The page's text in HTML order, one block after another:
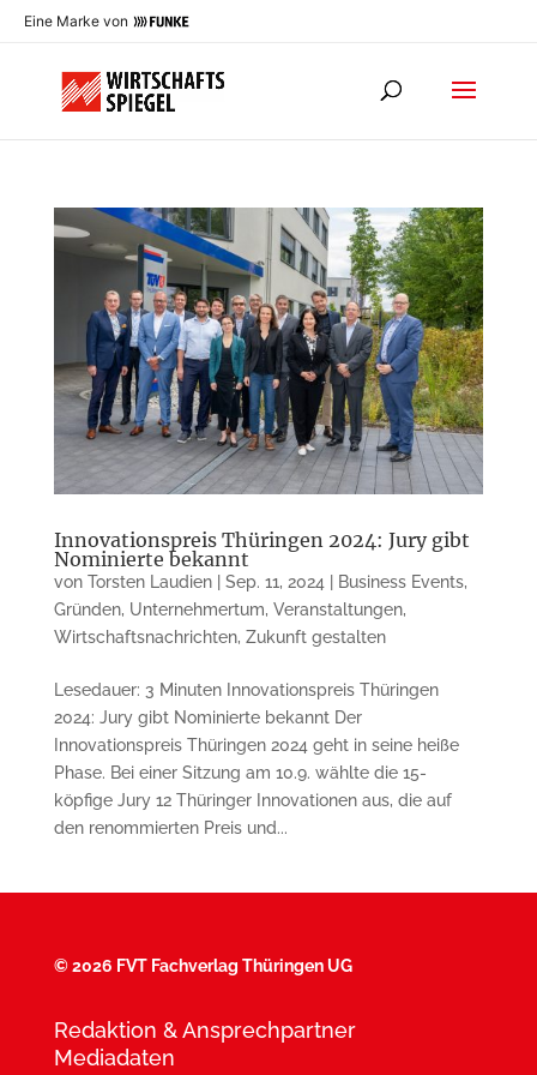
Eine Marke von
Innovationspreis Thüringen 2024: Jury gibt
Nominierte bekannt
von Torsten Laudien| Sep. 11, 2024 Business Events,
Gründen, Unternehmertum, Veranstaltungen,
Wirtschaftsnachrichten, Zukunft gestalten
Lesedauer: 3 Minuten Innovationspreis Thüringen
2024: Jury gibt Nominierte bekannt Der
Innovationspreis Thüringen 2024 geht in seine heiße
Phase. Bei einer Sitzung am 10.9. wählte die 15-
köpfige Jury 12 Thüringer Innovationen aus, die auf
den renommierten Preis und...
©2026 FVT Fachverlag Thüringen UG
Redaktion & Ansprechpartner
Mediadaten